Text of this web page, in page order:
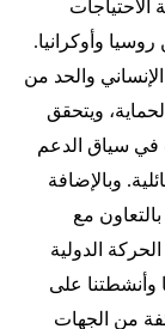
لها في آذار/مارس 2022 لتلبية الاحتياجات
روسيا وأوكرانيا.
والحد من
ويتحقق
في سياق الدعم
وبالإضافة
مع
الدولية
وأنشطتنا على
من الجهات